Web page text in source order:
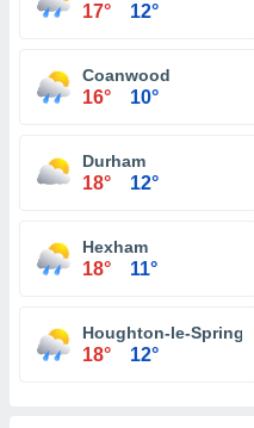
17° 12°
Coanwood
16° 10°
Durham
18° 12°
Hexham
18° 11°
Houghton-le-Spring
18° 12°